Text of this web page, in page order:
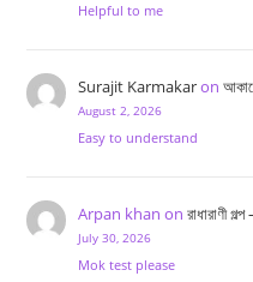
Helpful to me
Surajit Karmakaron
August 2, 2026
Easy to understand
Arpan khan on রাধারাণী
July 30, 2026
Mok test please